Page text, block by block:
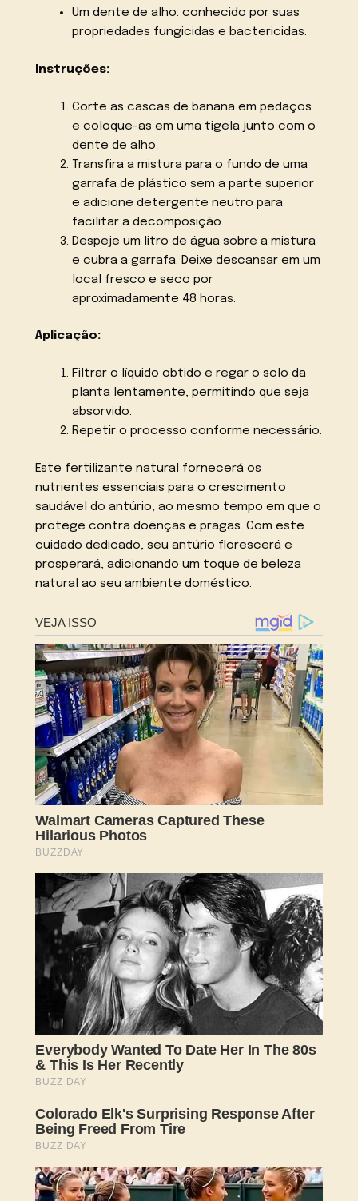
Um dente de alho: conhecido por suas
propriedades fungicidas e bactericidas.
Instruções:
Corte as cascas de banana em pedaços
e coloque-as em uma tigela junto com o
dente de alho.
Transfira a mistura para o fundo de uma
garrafa de plástico sem a parte superior
e adicione detergente neutro para
facilitar a decomposição.
Despeje um litro de água sobre a mistura
e cubra a garrafa. Deixe descansar em um
local fresco e seco por
aproximadamente 48 horas.
Aplicação:
Filtrar o líquido obtido e regar o solo da
planta lentamente, permitindo que seja
absorvido.
Repetir o processo conforme necessário.
Este fertilizante natural fornecerá os
nutrientes essenciais para o crescimento
saudável do antúrio, ao mesmo tempo em que o
protege contra doenças e pragas. Com este
cuidado dedicado, seu antúrio florescerá e
prosperará, adicionando um toque de beleza
natural ao seu ambiente doméstico.